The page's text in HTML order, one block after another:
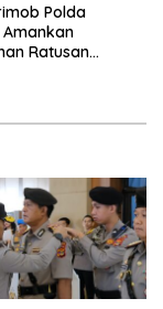
Polda
Ratusan